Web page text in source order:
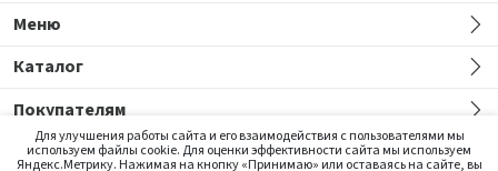
Меню
Каталог
Покупателям
Для улучшения работы сайта и его взаимодействия с пользователями мы
используем файлы cookie. Для оценки эффективности сайта мы используем
Яндекс.Метрику. Нажимая на кнопку «Принимаю» или оставаясь на сайте, вы